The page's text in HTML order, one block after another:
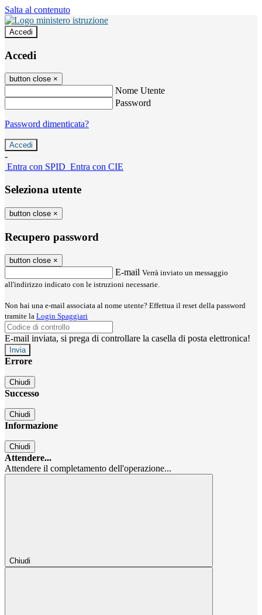
Salta al contenuto
Accedi
Accedi
button close ×
Nome Utente
Password
Password dimenticata?
-
Entra con SPID Entra con CIE
Seleziona utente
button close ×
Recupero password
button close ×
E-mail Verrà inviato un messaggio
all'indirizzo indicato con le istruzioni necessarie.
Non hai una e-mail associata al nome utente? Effettua il reset della password
tramite la Login Spaggiari
E-mail inviata, si prega di controllare la casella di posta elettronica!
Errore
Chiudi
Successo
Chiudi
Informazione
Chiudi
Attendere...
Attendere il completamento dell'operazione...
Chiudi